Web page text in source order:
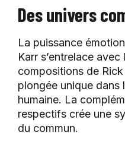
Des univers
La puissance
Karr s’entrelace
compositions de
plongée unique dans
humaine. La
respectifs crée une
du commun.